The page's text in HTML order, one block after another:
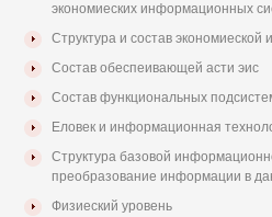
экономиеских информационных
Структура и состав
Состав обеспеивающей асти эис
Состав функциональных
Еловек и информационная
Структура базовой
преобразование информации в
Физиеский уровень